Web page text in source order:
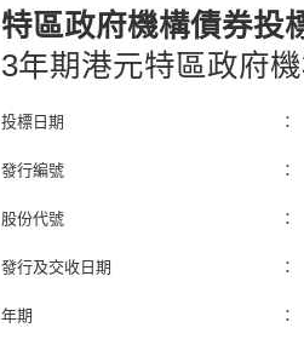
特區政府機構債券投
3年期港元特區政府
投標日期 ：
發行編號 ：
股份代號 ：
發行及交收日期 ：
年期 ：